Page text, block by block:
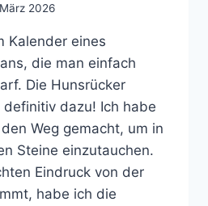
2026
Kalender eines
die man einfach
Die Hunsrücker
dazu! Ich habe
Weg gemacht, um in
Steine einzutauchen.
Eindruck von der
habe ich die